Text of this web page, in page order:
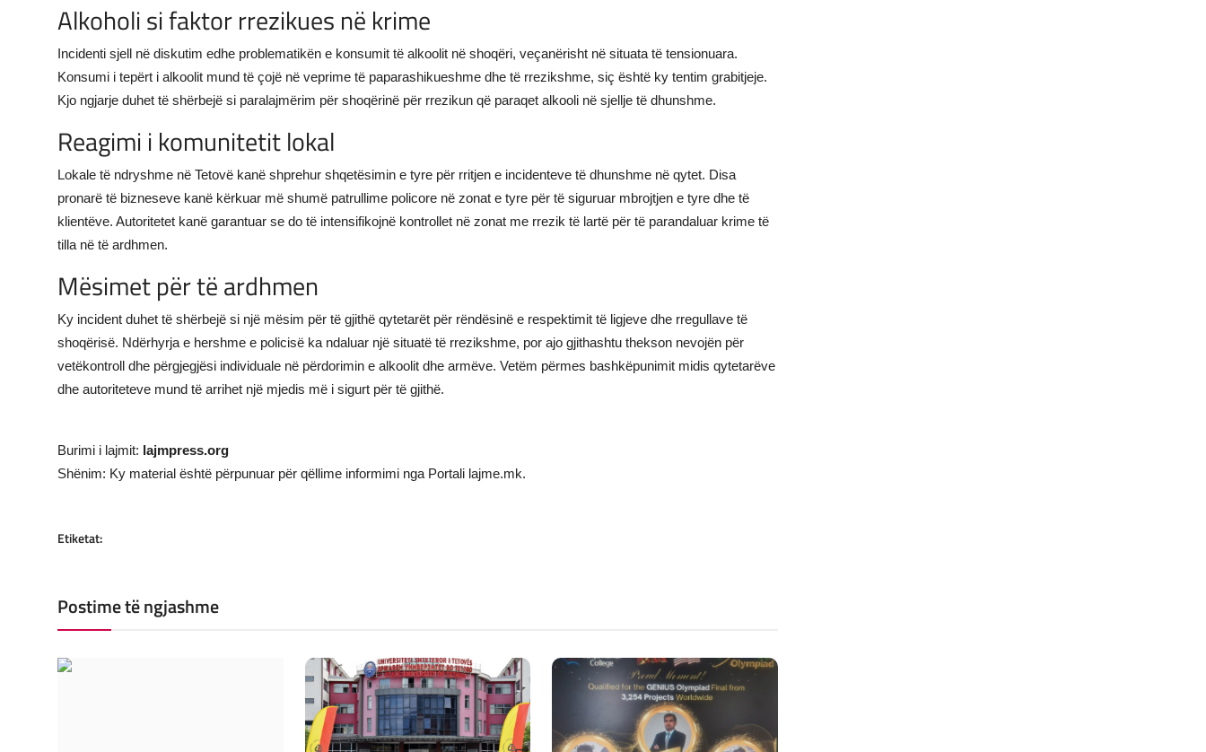
Alkoholi si faktor rrezikues në krime
Incidenti sjell në diskutim edhe problematikën e konsumit të alkoolit në shoqëri, veçanërisht në situata të tensionuara.
Konsumi i tepërt i alkoolit mund të çojë në veprime të paparashikueshme dhe të rrezikshme, siç është ky tentim grabitjeje.
Kjo ngjarje duhet të shërbejë si paralajmërim për shoqërinë për rrezikun që paraqet alkooli në sjellje të dhunshme.
Reagimi i komunitetit lokal
Lokale të ndryshme në Tetovë kanë shprehur shqetësimin e tyre për rritjen e incidenteve të dhunshme në qytet. Disa
pronarë të bizneseve kanë kërkuar më shumë patrullime policore në zonat e tyre për të siguruar mbrojtjen e tyre dhe të
klientëve. Autoritetet kanë garantuar se do të intensifikojnë kontrollet në zonat me rrezik të lartë për të parandaluar krime të
tilla në të ardhmen.
Mësimet për të ardhmen
Ky incident duhet të shërbejë si një mësim për të gjithë qytetarët për rëndësinë e respektimit të ligjeve dhe rregullave të
shoqërisë. Ndërhyrja e hershme e policisë ka ndaluar një situatë të rrezikshme, por ajo gjithashtu thekson nevojën për
vetëkontroll dhe përgjegjësi individuale në përdorimin e alkoolit dhe armëve. Vetëm përmes bashkëpunimit midis qytetarëve
dhe autoriteteve mund të arrihet një mjedis më i sigurt për të gjithë.
Burimi i lajmit: lajmpress.org
Shënim: Ky material është përpunuar për qëllime informimi nga Portali lajme.mk.
Etiketat:
Postime të ngjashme